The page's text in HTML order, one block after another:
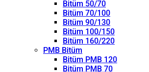
Bitüm 50/70
Bitüm 70/100
Bitüm 90/130
Bitüm 100/150
Bitüm 160/220
PMB Bitüm
Bitüm PMB 120
Bitüm PMB 70